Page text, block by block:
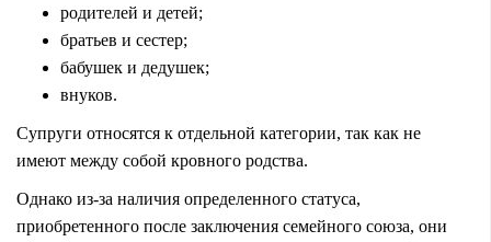
родителей и детей;
братьев и сестер;
бабушек и дедушек;
внуков.
Супруги относятся к отдельной категории, так как не
имеют между собой кровного родства.
Однако из-за наличия определенного статуса,
приобретенного после заключения семейного союза, они